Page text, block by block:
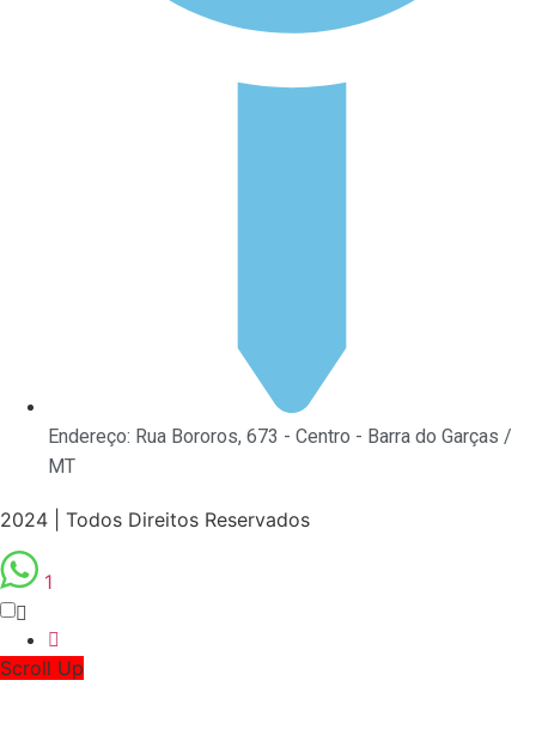
Endereço: Rua Bororos, 673 - Centro - Barra do Garças /
MT
2024 | Todos Direitos Reservados
1
Scroll Up